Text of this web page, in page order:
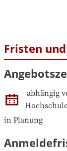
Fristen
abhängig
in Planung